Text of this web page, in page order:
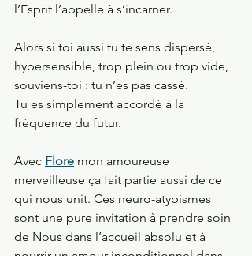
l’Esprit l’appelle à s’incarner.
Alors si toi aussi tu te sens dispersé,
hypersensible, trop plein ou trop vide,
souviens-toi : tu n’es pas cassé.
Tu es simplement accordé à la
fréquence du futur.
Avec Flore mon amoureuse
merveilleuse ça fait partie aussi de ce
qui nous unit. Ces neuro-atypismes
sont une pure invitation à prendre soin
de Nous dans l’accueil absolu et à